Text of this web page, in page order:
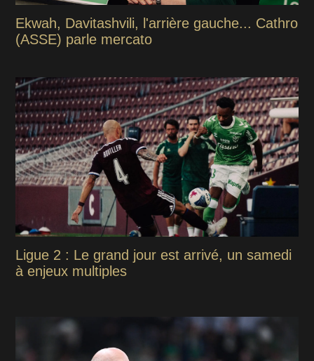
Ekwah, Davitashvili, l'arrière gauche... Cathro
(ASSE) parle mercato
Ligue 2 : Le grand jour est arrivé, un samedi
à enjeux multiples